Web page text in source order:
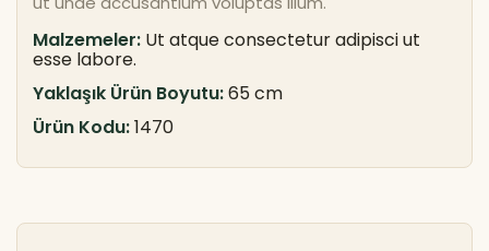
Malzemeler: Ut atque consectetur adipisci ut
esse labore.
Yaklaşık Ürün Boyutu:65 cm
Ürün Kodu:1470